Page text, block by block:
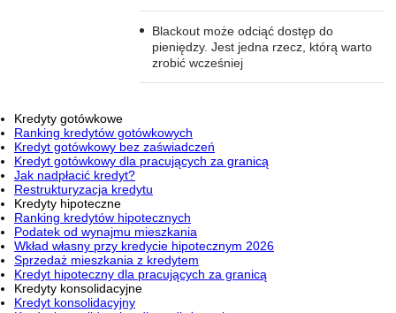
Blackout może odciąć dostęp do
pieniędzy. Jest jedna rzecz, którą warto
zrobić wcześniej
Kredyty gotówkowe
Ranking kredytów gotówkowych
Kredyt gotówkowy bez zaświadczeń
Kredyt gotówkowy dla pracujących za granicą
Jak nadpłacić kredyt?
Restrukturyzacja kredytu
Kredyty hipoteczne
Ranking kredytów hipotecznych
Podatek od wynajmu mieszkania
Wkład własny przy kredycie hipotecznym 2026
Sprzedaż mieszkania z kredytem
Kredyt hipoteczny dla pracujących za granicą
Kredyty konsolidacyjne
Kredyt konsolidacyjny